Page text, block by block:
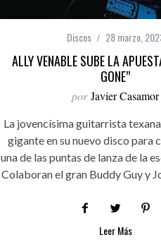
Discos 28 marzo,
ALLY VENABLE SUBE LA
GONE”
por Javier Casamor
La jovencísima guitarrista
gigante en su nuevo disco para
una de las puntas de lanza de la
Colaboran el gran Buddy Guy y
Leer Más